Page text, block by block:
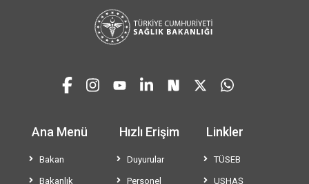
Ana Menü
Bakan
Bakanlık
Hızlı Erişim
Duyurular
Personel
Linkler
TÜSEB
USHAŞ